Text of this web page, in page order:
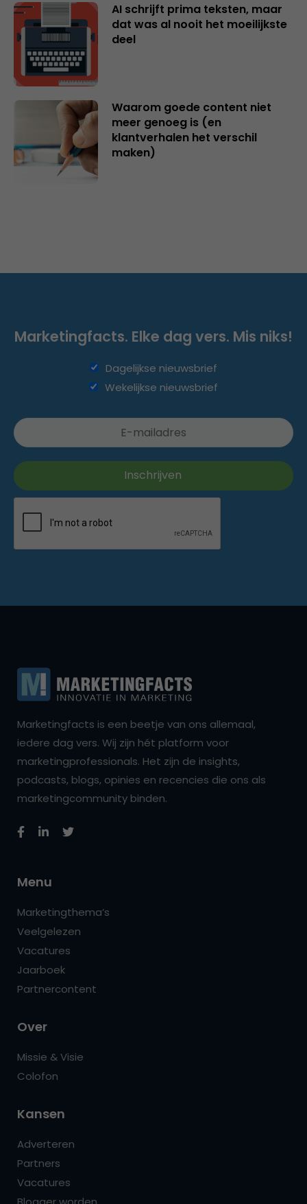
AI schrijft prima teksten, maar
dat was al nooit het moeilijkste
deel
Waarom goede content niet
meer genoeg is (en
klantverhalen het verschil
maken)
Marketingfacts. Elke dag vers. Mis niks!
Dagelijkse nieuwsbrief
Wekelijkse nieuwsbrief
Marketingfacts is een beetje van ons allemaal,
iedere dag vers. Wij zijn hét platform voor
marketingprofessionals. Het zijn de insights,
podcasts, blogs, opinies en recencies die ons als
marketingcommunity binden.
Menu
Marketingthema’s
Veelgelezen
Vacatures
Jaarboek
Partnercontent
Over
Missie & Visie
Colofon
Kansen
Adverteren
Partners
Vacatures